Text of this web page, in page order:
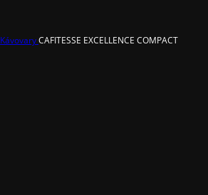
KávovaryCAFITESSE EXCELLENCE COMPACT